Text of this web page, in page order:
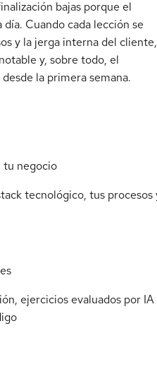
bajas porque el
Cuando cada lección se
y la jerga interna del
y, sobre todo, el
la primera semana.
tu negocio
tecnológico, tus procesos
ejercicios evaluados por IA